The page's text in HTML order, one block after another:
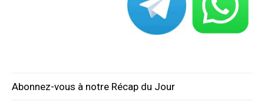
Abonnez-vous à notre Récap du Jour